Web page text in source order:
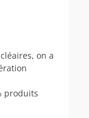
on a
produits